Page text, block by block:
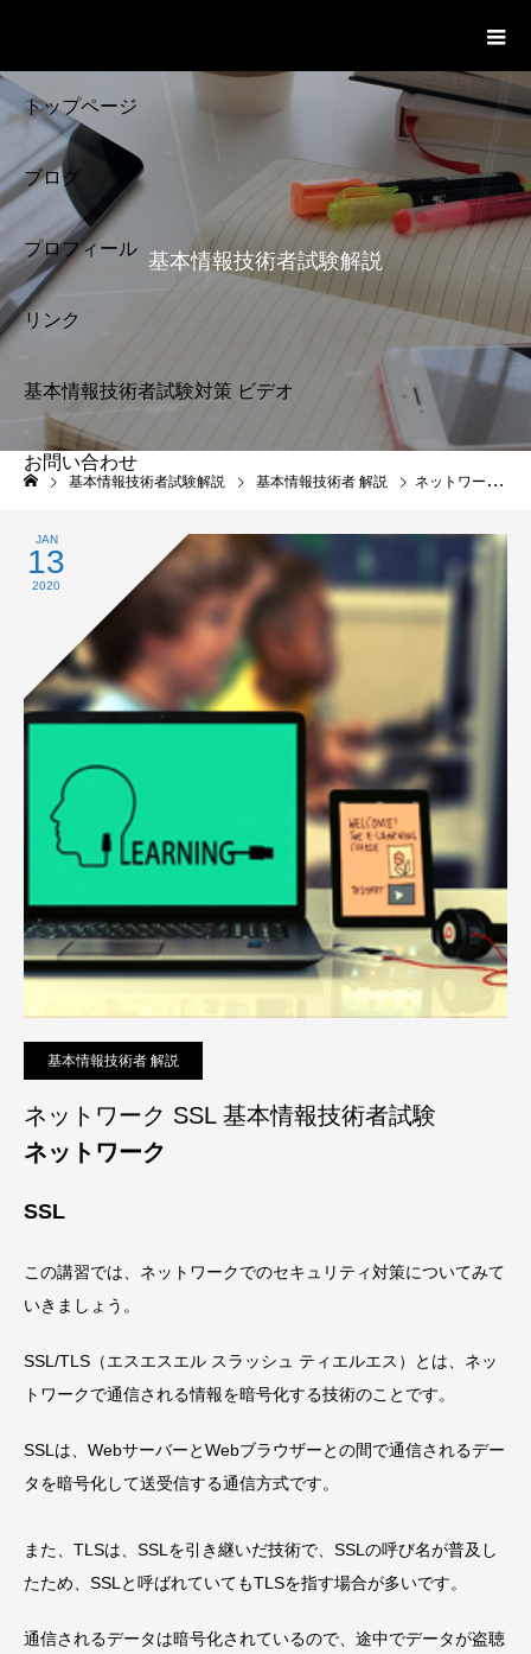
トップページ
ブログ
プロフィール
リンク
基本情報技術者試験対策 ビデオ
お問い合わせ
プライバシーポリシー
基本情報技術者試験
解説
基本情報技術者試験解説
基本情報技術者試験解説 基本情報技術者 解説 ネットワーク SSL 基本情報技術者試験
JAN
13
2020
基本情報技術者 解説
ネットワーク SSL 基本情報技術者試験
ネットワーク
SSL
この講習では、ネットワークでのセキュリティ対策についてみて
いきましょう。
SSL/TLS（エスエスエル スラッシュ ティエルエス）とは、ネッ
トワークで通信される情報を暗号化する技術のことです。
SSLは、WebサーバーとWebブラウザーとの間で通信されるデー
タを暗号化して送受信する通信方式です。
また、TLSは、SSLを引き継いだ技術で、SSLの呼び名が普及し
たため、SSLと呼ばれていてもTLSを指す場合が多いです。
通信されるデータは暗号化されているので、途中でデータが盗聴